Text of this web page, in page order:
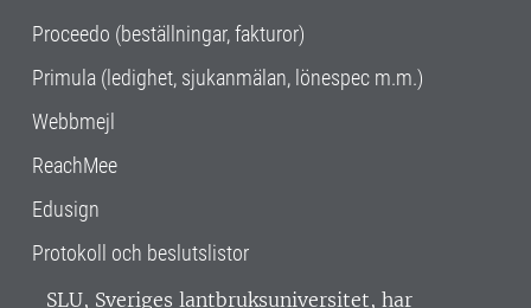
Proceedo (beställningar, fakturor)
Primula (ledighet, sjukanmälan, lönespec m.m.)
Webbmejl
ReachMee
Edusign
Protokoll och beslutslistor
SLU, Sveriges lantbruksuniversitet, har